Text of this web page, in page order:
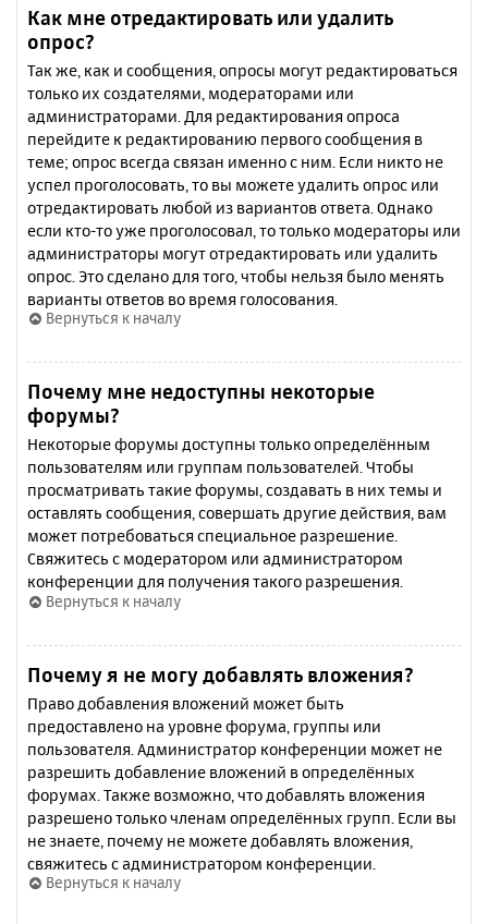
Как мне отредактировать или удалить
опрос?
Так же, как и сообщения, опросы могут редактироваться
только их создателями, модераторами или
администраторами. Для редактирования опроса
перейдите к редактированию первого сообщения в
теме; опрос всегда связан именно с ним. Если никто не
успел проголосовать, то вы можете удалить опрос или
отредактировать любой из вариантов ответа. Однако
если кто-то уже проголосовал, то только модераторы или
администраторы могут отредактировать или удалить
опрос. Это сделано для того, чтобы нельзя было менять
варианты ответов во время голосования.
Вернуться к началу
Почему мне недоступны некоторые
форумы?
Некоторые форумы доступны только определённым
пользователям или группам пользователей. Чтобы
просматривать такие форумы, создавать в них темы и
оставлять сообщения, совершать другие действия, вам
может потребоваться специальное разрешение.
Свяжитесь с модератором или администратором
конференции для получения такого разрешения.
Вернуться к началу
Почему я не могу добавлять вложения?
Право добавления вложений может быть
предоставлено на уровне форума, группы или
пользователя. Администратор конференции может не
разрешить добавление вложений в определённых
форумах. Также возможно, что добавлять вложения
разрешено только членам определённых групп. Если вы
не знаете, почему не можете добавлять вложения,
свяжитесь с администратором конференции.
Вернуться к началу